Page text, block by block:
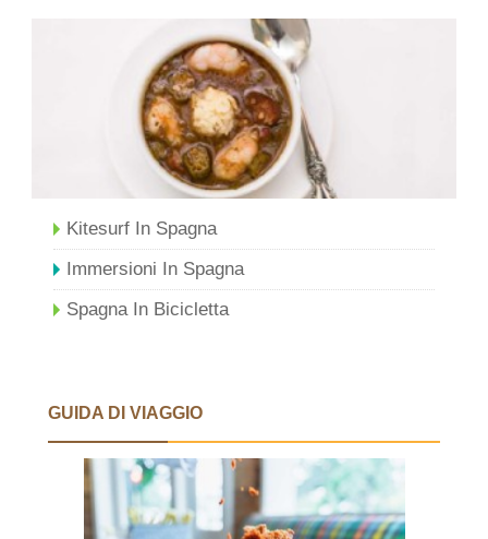
Kitesurf In Spagna
Immersioni In Spagna
Spagna In Bicicletta
GUIDA DI VIAGGIO